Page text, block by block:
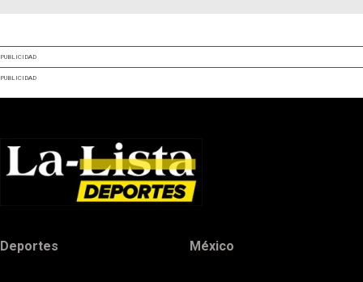
PUBLICIDAD
PUBLICIDAD
Deportes México